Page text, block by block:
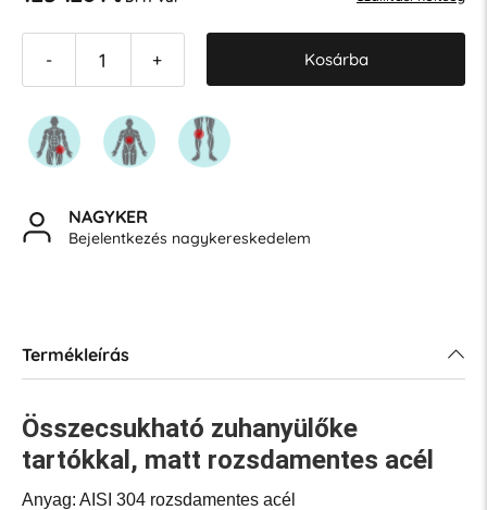
- + Kosárba
NAGYKER
Bejelentkezés nagykereskedelem
Termékleírás
Összecsukható zuhanyülőke
tartókkal, matt rozsdamentes acél
Anyag: AISI 304 rozsdamentes acél